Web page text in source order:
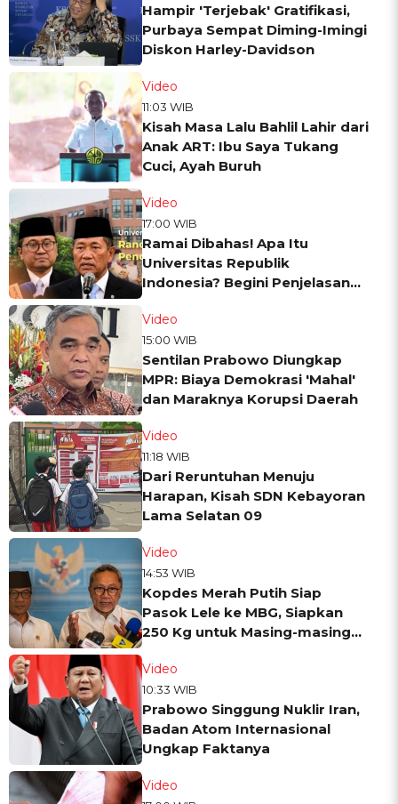
Hampir 'Terjebak' Gratifikasi,
Purbaya Sempat Diming-Imingi
Diskon Harley-Davidson
Video
11:03 WIB
Kisah Masa Lalu Bahlil Lahir dari
Anak ART: Ibu Saya Tukang
Cuci, Ayah Buruh
Video
17:00 WIB
Ramai Dibahas! Apa Itu
Universitas Republik
Indonesia? Begini Penjelasan
Video
15:00 WIB
Sentilan Prabowo Diungkap
MPR: Biaya Demokrasi 'Mahal'
dan Maraknya Korupsi Daerah
Video
11:18 WIB
Dari Reruntuhan Menuju
Harapan, Kisah SDN Kebayoran
Lama Selatan 09
Video
14:53 WIB
Kopdes Merah Putih Siap
Pasok Lele ke MBG, Siapkan
250 Kg untuk Masing-masing
Video
10:33 WIB
Prabowo Singgung Nuklir Iran,
Badan Atom Internasional
Ungkap Faktanya
Video